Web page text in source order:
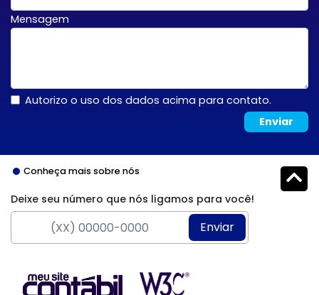
Mensagem
Autorizo o uso dos dados acima para contato.
Enviar
Conheça mais sobre nós
Deixe seu número que nós ligamos para você!
Enviar